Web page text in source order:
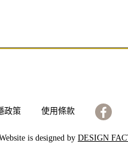
政策 使用條款
is designed by DESIGN